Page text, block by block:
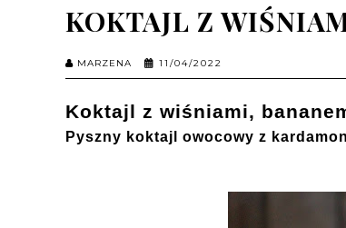
KOKTAJL Z
MARZENA 11/04/2022
Koktajl z wiśniami,
Pyszny koktajl owocowy z